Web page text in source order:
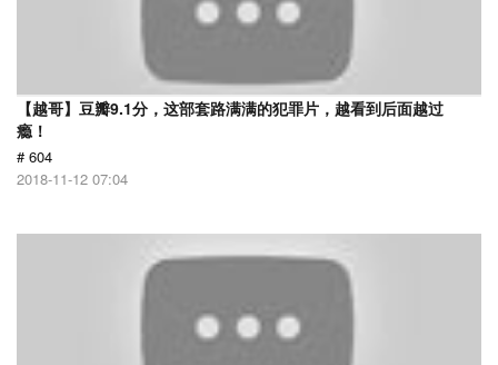
【越哥】豆瓣9.1分，这部套路满满的犯罪片，越看到后面越过
瘾！
# 604
2018-11-12 07:04